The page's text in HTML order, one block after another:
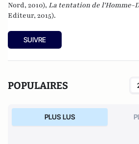
Nord, 2010), La tentation de l'Homme-
Editeur, 2015).
SUIVRE
POPULAIRES
PLUS LUS